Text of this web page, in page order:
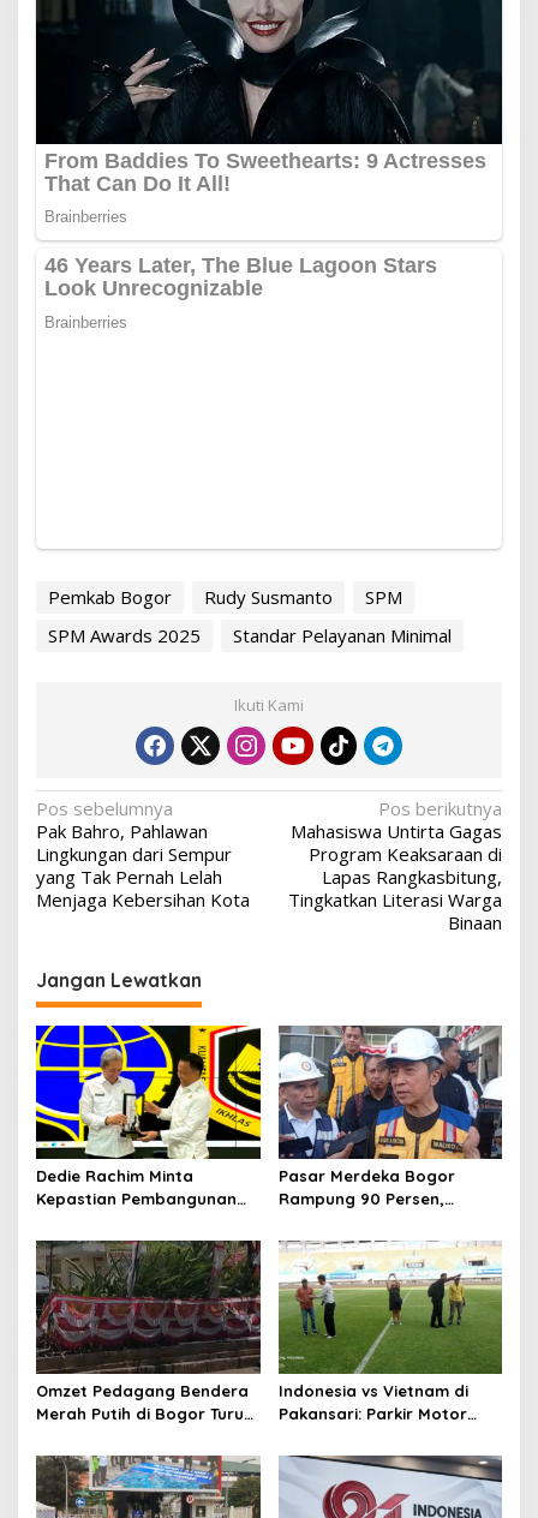
Pemkab Bogor Rudy Susmanto
SPM
SPM Awards 2025
Standar Pelayanan Minimal
Ikuti Kami
Navigasi
pos
Pos sebelumnya
Pak Bahro, Pahlawan
Lingkungan dari Sempur
yang Tak Pernah Lelah
Menjaga Kebersihan Kota
Pos berikutnya
Mahasiswa Untirta Gagas
Program Keaksaraan di
Lapas Rangkasbitung,
Tingkatkan Literasi Warga
Binaan
Jangan Lewatkan
Dedie Rachim Minta
Kepastian Pembangunan
Kemenhub
Pasar Merdeka Bogor
Rampung 90 Persen,
September 2026
Omzet Pedagang Bendera
Merah Putih di Bogor Turun,
Jelang HUT RI
Indonesia vs Vietnam di
Pakansari: Parkir Motor
Panahan